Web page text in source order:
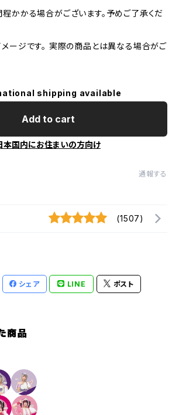
かかる場合がございます。予めご了承くだ
ージです。 実際の商品とは異なる場合がご
shipping available
Add to cart
本国内にお住まいの方向け
通報する
(1507)
シェア LINE ポスト
商品